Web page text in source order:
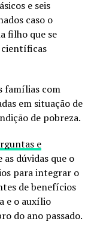
e seis
caso o
filho que se
científicas
famílias com
em situação de
de pobreza.
e
dúvidas que o
para integrar o
de benefícios
e o auxílio
do ano passado.